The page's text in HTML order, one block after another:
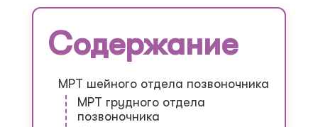
Содержание
МРТ шейного отдела позвоночника
МРТ грудного отдела
позвоночника